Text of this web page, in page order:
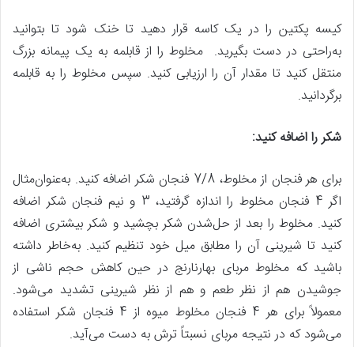
کیسه پکتین را در یک کاسه قرار دهید تا خنک شود تا بتوانید
به‌راحتی در دست بگیرید. مخلوط را از قابلمه به یک پیمانه بزرگ
منتقل کنید تا مقدار آن را ارزیابی کنید. سپس مخلوط را به قابلمه
برگردانید.
شکر را اضافه کنید:
برای هر فنجان از مخلوط، 7/8 فنجان شکر اضافه کنید. به‌عنوان‌مثال
اگر 4 فنجان مخلوط را اندازه گرفتید، 3 و نیم فنجان شکر اضافه
کنید. مخلوط را بعد از حل‌شدن شکر بچشید و شکر بیشتری اضافه
کنید تا شیرینی آن را مطابق میل خود تنظیم کنید. به‌خاطر داشته
باشید که مخلوط مربای بهارنارنج در حین کاهش حجم ناشی از
جوشیدن هم از نظر طعم و هم از نظر شیرینی تشدید می‌شود.
معمولاً برای هر 4 فنجان مخلوط میوه از 4 فنجان شکر استفاده
می‌شود که در نتیجه مربای نسبتاً ترش به دست می‌آید.